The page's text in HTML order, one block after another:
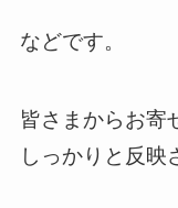
などです。
皆さまからお寄
しっかりと反映